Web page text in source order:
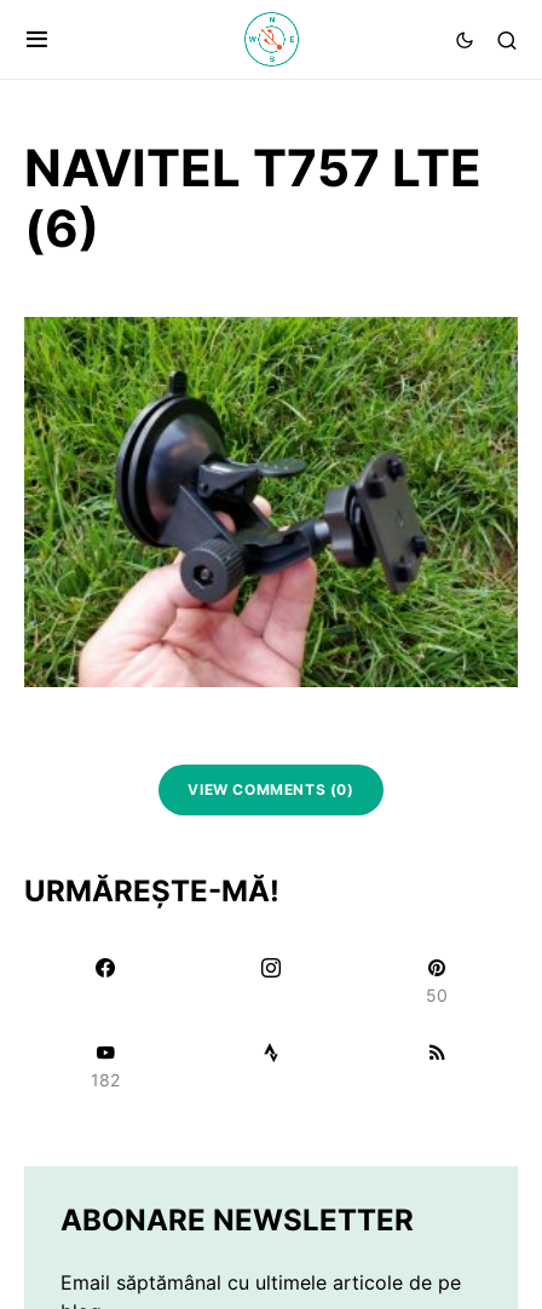
NAVITEL T757 LTE
(6)
VIEW COMMENTS (0)
URMĂREȘTE-MĂ!
50
182
ABONARE NEWSLETTER
Email săptămânal cu ultimele articole de pe